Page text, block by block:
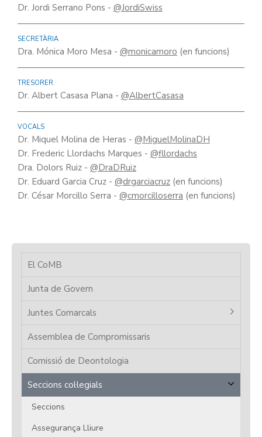
Dr. Jordi Serrano Pons - @JordiSwiss
SECRETÀRIA
Dra. Mónica Moro Mesa - @monicamoro (en funcions)
TRESORER
Dr. Albert Casasa Plana - @AlbertCasasa
VOCALS
Dr. Miquel Molina de Heras - @MiguelMolinaDH
Dr. Frederic Llordachs Marques - @fllordachs
Dra. Dolors Ruiz - @DraDRuiz
Dr. Eduard Garcia Cruz - @drgarciacruz (en funcions)
Dr. César Morcillo Serra - @cmorcilloserra (en funcions)
El CoMB
Junta de Govern
Juntes Comarcals
Assemblea de Compromissaris
Comissió de Deontologia
Seccions col·legials
Seccions
Assegurança Lliure